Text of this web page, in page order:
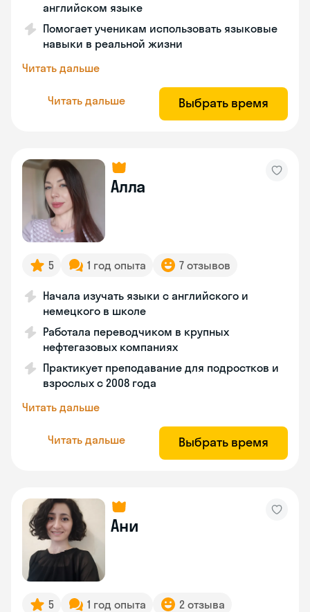
английском языке
Помогает ученикам использовать языковые
навыки в реальной жизни
Читать дальше
Читать дальше Выбрать время
Алла
5 1 год опыта 7 отзывов
Начала изучать языки с английского и
немецкого в школе
Работала переводчиком в крупных
нефтегазовых компаниях
Практикует преподавание для подростков и
взрослых с 2008 года
Читать дальше
Читать дальше Выбрать время
Ани
5 1 год опыта 2 отзыва